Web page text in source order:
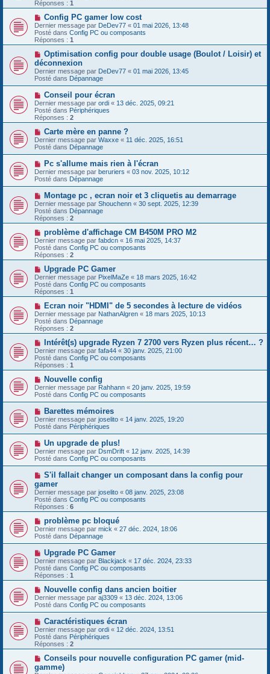
s
s
a
g
e
e
a
m
e
s
s
a
g
e
Réponses : 1
N
o
u
v
e
a
u
m
e
s
s
a
g
e
Config PC gamer low cost
Dernier message par DeDev77 « 01 mai 2026, 13:48
Posté dans Config PC ou composants
Réponses : 1
N
o
u
v
e
a
u
m
e
s
s
a
g
e
Optimisation config pour double usage (Boulot / Loisir) et
déconnexion
Dernier message par DeDev77 « 01 mai 2026, 13:45
Posté dans Dépannage
N
o
u
v
e
a
m
e
s
a
g
e
Conseil pour écran
Dernier message par ordi « 13 déc. 2025, 09:21
Posté dans Périphériques
Réponses : 2
N
o
u
v
e
a
u
m
e
s
a
g
e
Carte mère en panne ?
Dernier message par Waxxe « 11 déc. 2025, 16:51
Posté dans Dépannage
N
o
u
v
e
a
u
m
e
a
g
e
Pc s'allume mais rien à l'écran
Dernier message par beruriers « 03 nov. 2025, 10:12
Posté dans Dépannage
N
o
u
v
e
a
u
m
e
s
s
a
g
e
Montage pc , ecran noir et 3 cliquetis au demarrage
Dernier message par Shouchenn « 30 sept. 2025, 12:39
Posté dans Dépannage
Réponses : 2
N
o
u
v
e
a
m
e
s
s
a
g
e
problème d'affichage CM B450M PRO M2
Dernier message par fabdcn « 16 mai 2025, 14:37
Posté dans Config PC ou composants
Réponses : 2
N
o
u
v
e
a
u
m
e
s
s
a
g
e
Upgrade PC Gamer
Dernier message par PixelMaZe « 18 mars 2025, 16:42
Posté dans Config PC ou composants
Réponses : 1
N
o
u
v
e
a
u
m
e
s
s
a
g
e
Ecran noir "HDMI" de 5 secondes à lecture de vidéos
Dernier message par NathanAlgren « 18 mars 2025, 10:13
Posté dans Dépannage
Réponses : 2
N
o
u
v
e
a
u
m
e
s
a
g
e
Intérêt(s) upgrade Ryzen 7 2700 vers Ryzen plus récent… ?
Dernier message par fafa44 « 30 janv. 2025, 21:00
Posté dans Config PC ou composants
Réponses : 1
N
o
u
v
e
a
u
m
e
s
s
a
g
e
Nouvelle config
Dernier message par Rahhann « 20 janv. 2025, 19:59
Posté dans Config PC ou composants
N
o
u
v
e
a
u
m
e
s
s
a
g
e
Barettes mémoires
Dernier message par joselito « 14 janv. 2025, 19:20
Posté dans Périphériques
N
o
u
v
e
a
u
m
e
s
s
a
g
e
Un upgrade de plus!
Dernier message par DsmDrift « 12 janv. 2025, 14:39
Posté dans Config PC ou composants
N
u
v
e
a
m
e
s
s
a
g
e
S'il fallait changer un composant dans la config pour
gamer
Dernier message par joselito « 08 janv. 2025, 23:08
Posté dans Config PC ou composants
Réponses : 6
N
o
u
v
e
a
u
m
e
s
a
g
e
problème pc bloqué
Dernier message par mick « 27 déc. 2024, 18:06
Posté dans Dépannage
N
o
u
v
e
a
u
m
e
s
a
g
e
Upgrade PC Gamer
Dernier message par Blackjack « 17 déc. 2024, 23:33
Posté dans Config PC ou composants
Réponses : 1
N
o
u
v
a
u
m
e
s
a
Nouvelle config dans ancien boitier
Dernier message par aj3309 « 13 déc. 2024, 13:06
Posté dans Config PC ou composants
N
o
u
v
e
a
m
Caractéristiques écran
Dernier message par ordi « 12 déc. 2024, 13:51
Posté dans Périphériques
Réponses : 2
N
u
Conseils pour nouvelle configuration PC gamer (mid-
gamme)